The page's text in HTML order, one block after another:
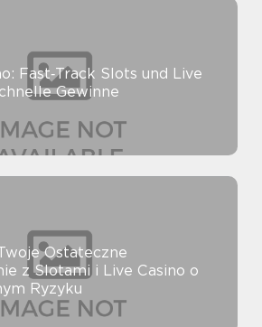
Fast‑Track Slots und Live
Gewinne
Ostateczne
z Slotami i Live Casino o
Ryzyku